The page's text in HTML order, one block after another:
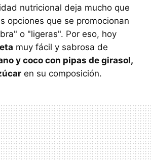
nutricional deja mucho que
opciones que se promocionan
o "ligeras". Por eso, hoy
muy fácil y sabrosa de
y coco con pipas de girasol,
en su composición.